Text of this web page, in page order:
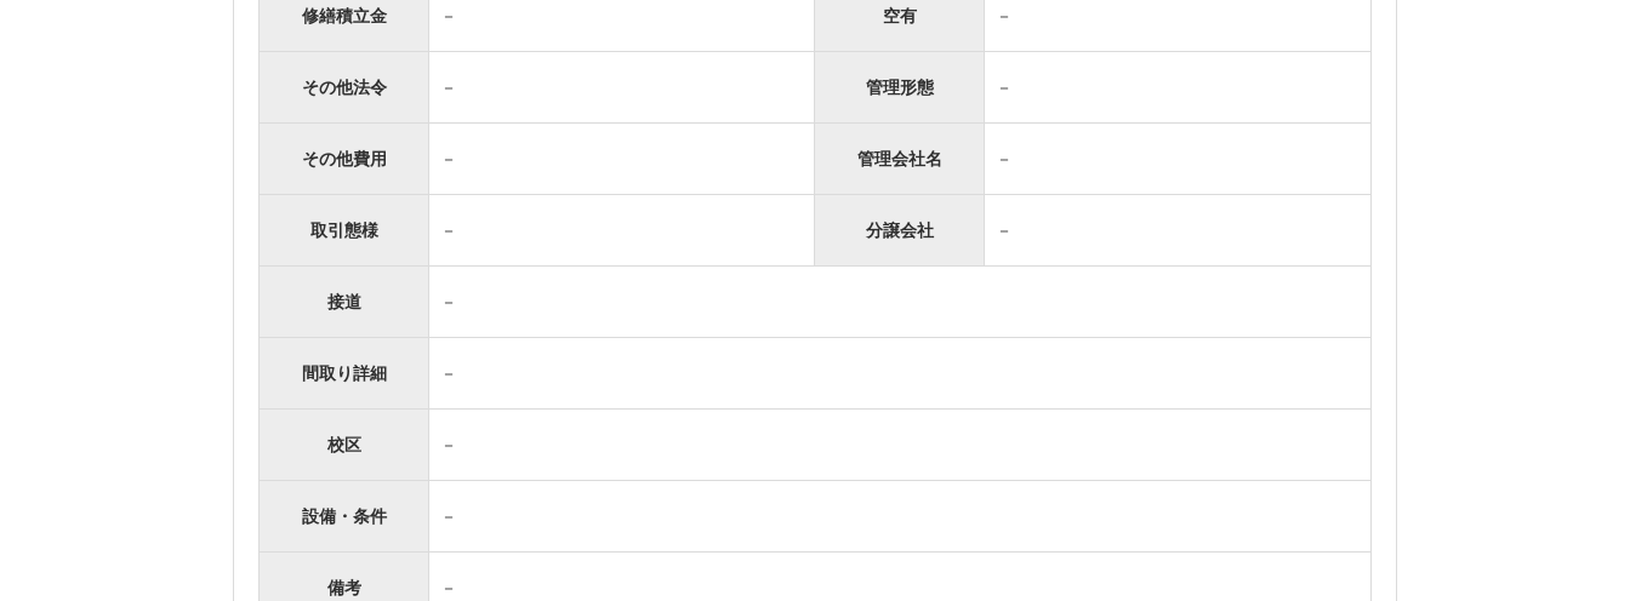
修繕積立金 － 空有 －
その他法令 － 管理形態 －
その他費用 － 管理会社名 －
取引態様 － 分譲会社 －
接道 －
間取り詳細 －
校区 －
設備・条件 －
備考 －